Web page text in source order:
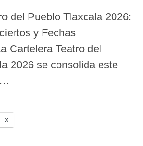
del Pueblo Tlaxcala 2026:
y Fechas
Cartelera Teatro del
2026 se consolida este
X